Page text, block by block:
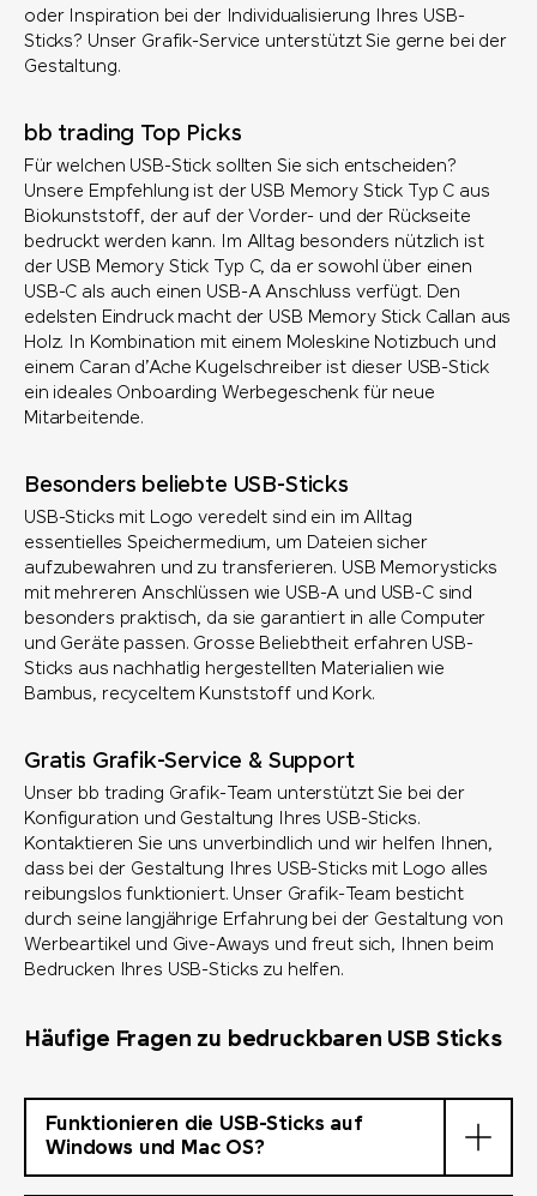
oder Inspiration bei der Individualisierung Ihres USB-
Sticks? Unser Grafik-Service unterstützt Sie gerne bei der
Gestaltung.
bb trading Top Picks
Für welchen USB-Stick sollten Sie sich entscheiden?
Unsere Empfehlung ist der USB Memory Stick Typ C aus
Biokunststoff, der auf der Vorder- und der Rückseite
bedruckt werden kann. Im Alltag besonders nützlich ist
der USB Memory Stick Typ C, da er sowohl über einen
USB-C als auch einen USB-A Anschluss verfügt. Den
edelsten Eindruck macht der USB Memory Stick Callan aus
Holz. In Kombination mit einem Moleskine Notizbuch und
einem Caran d’Ache Kugelschreiber ist dieser USB-Stick
ein ideales Onboarding Werbegeschenk für neue
Mitarbeitende.
Besonders beliebte USB-Sticks
USB-Sticks mit Logo veredelt sind ein im Alltag
essentielles Speichermedium, um Dateien sicher
aufzubewahren und zu transferieren. USB Memorysticks
mit mehreren Anschlüssen wie USB-A und USB-C sind
besonders praktisch, da sie garantiert in alle Computer
und Geräte passen. Grosse Beliebtheit erfahren USB-
Sticks aus nachhatlig hergestellten Materialien wie
Bambus, recyceltem Kunststoff und Kork.
Gratis Grafik-Service & Support
Unser bb trading Grafik-Team unterstützt Sie bei der
Konfiguration und Gestaltung Ihres USB-Sticks.
Kontaktieren Sie uns unverbindlich und wir helfen Ihnen,
dass bei der Gestaltung Ihres USB-Sticks mit Logo alles
reibungslos funktioniert. Unser Grafik-Team besticht
durch seine langjährige Erfahrung bei der Gestaltung von
Werbeartikel und Give-Aways und freut sich, Ihnen beim
Bedrucken Ihres USB-Sticks zu helfen.
Häufige Fragen zu bedruckbaren USB Sticks
Funktionieren die USB-Sticks auf
Windows und Mac OS?